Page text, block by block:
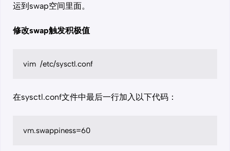
运到swap空间里面。
修改swap触发积极值
vim  /etc/sysctl.conf
在sysctl.conf文件中最后一行加入以下代码：
vm.swappiness=60